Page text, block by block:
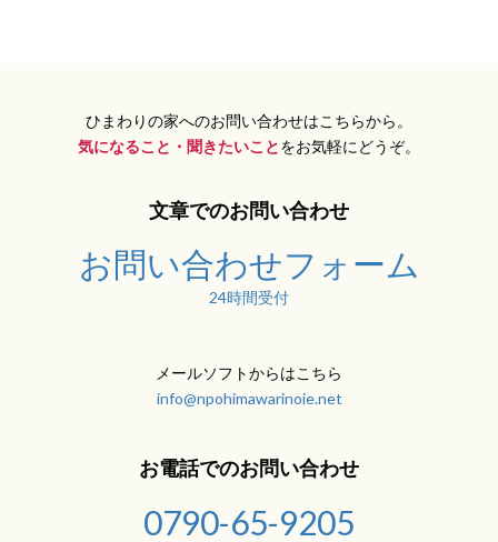
ひまわりの家へのお問い合わせはこちらから。
気になること・聞きたいことをお気軽にどうぞ。
文章でのお問い合わせ
お問い合わせフォーム
24時間受付
メールソフトからはこちら
info@npohimawarinoie.net
お電話でのお問い合わせ
0790-65-9205